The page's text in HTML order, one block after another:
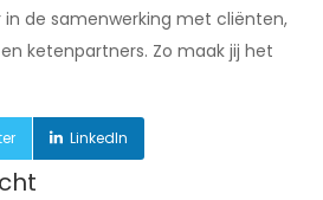
in de samenwerking met cliënten,
ketenpartners. Zo maak jij het
LinkedIn